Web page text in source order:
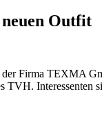
Outfit
Firma TEXMA
TVH. Interessenten